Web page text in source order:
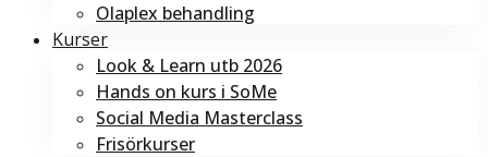
Olaplex behandling
Kurser
Look & Learn utb 2026
Hands on kurs i SoMe
Social Media Masterclass
Frisörkurser